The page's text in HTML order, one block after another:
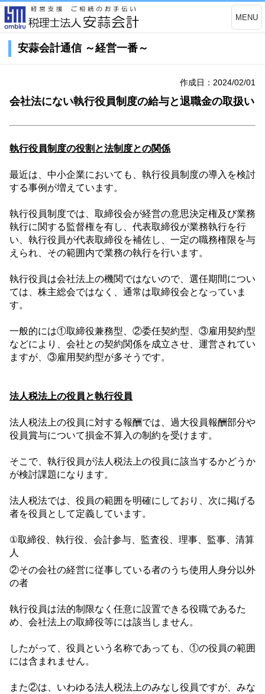
MENU
安蒜会計通信 ～経営一番～
作成日：2024/02/01
会社法にない執行役員制度の給与と退職金の取扱い
執行役員制度の役割と法制度との関係
最近は、中小企業においても、執行役員制度の導入を検討
する事例が増えています。
執行役員制度では、取締役会が経営の意思決定権及び業務
執行に関する監督権を有し、代表取締役が業務執行を行
い、執行役員が代表取締役を補佐し、一定の職務権限を与
えられ、その範囲内で業務の執行を行います。
執行役員は会社法上の機関ではないので、選任期間につい
ては、株主総会ではなく、通常は取締役会となっていま
す。
一般的には①取締役兼務型、②委任契約型、③雇用契約型
などにより、会社との契約関係を成立させ、運営されてい
ますが、③雇用契約型が多そうです。
法人税法上の役員と執行役員
法人税法上の役員に対する報酬では、過大役員報酬部分や
役員賞与について損金不算入の制約を受けます。
そこで、執行役員が法人税法上の役員に該当するかどうか
が検討課題になります。
法人税法では、役員の範囲を明確にしており、次に掲げる
者を役員として定義しています。
①取締役、執行役、会計参与、監査役、理事、監事、清算
人
②その会社の経営に従事している者のうち使用人身分以外
の者
執行役員は法的制限なく任意に設置できる役職であるた
め、会社法上の取締役等には該当しません。
したがって、役員という名称であっても、①の役員の範囲
には含まれません。
また②は、いわゆる法人税法上のみなし役員ですが、みな